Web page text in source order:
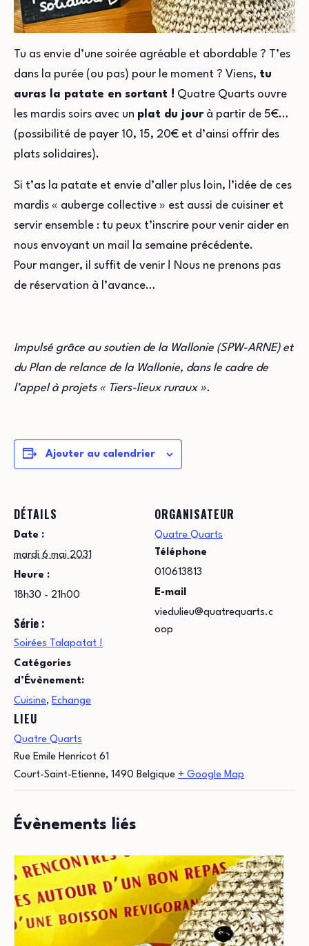
Tu as envie d’une soirée agréable et abordable ? T’es
dans la purée (ou pas) pour le moment ? Viens, tu
auras la patate en sortant ! Quatre Quarts ouvre
les mardis soirs avec un plat du jourà partir de 5€…
(possibilité de payer 10, 15, 20€ et d’ainsi offrir des
plats solidaires).
Si t’as la patate et envie d’aller plus loin, l’idée de ces
mardis « auberge collective » est aussi de cuisiner et
servir ensemble : tu peux t’inscrire pour venir aider en
nous envoyant un mail la semaine précédente.
Pour manger, il suffit de venir ! Nous ne prenons pas
de réservation à l’avance…
Impulsé grâce au soutien de la Wallonie (SPW-ARNE) et
du Plan de relance de la Wallonie, dans le cadre de
l’appel à projets « Tiers-lieux ruraux ».
Ajouter au calendrier
DÉTAILS
Date :
mardi 6 mai 2031
Heure :
18h30 - 21h00
Série :
Soirées Talapatat !
Catégories
d’Évènement:
Cuisine, Echange
LIEU
Quatre Quarts
Rue Emile Henricot 61
Court-Saint-Etienne, 1490 Belgique + Google Map
ORGANISATEUR
Quatre Quarts
Téléphone
010613813
E-mail
viedulieu@quatrequarts.c
oop
Évènements liés